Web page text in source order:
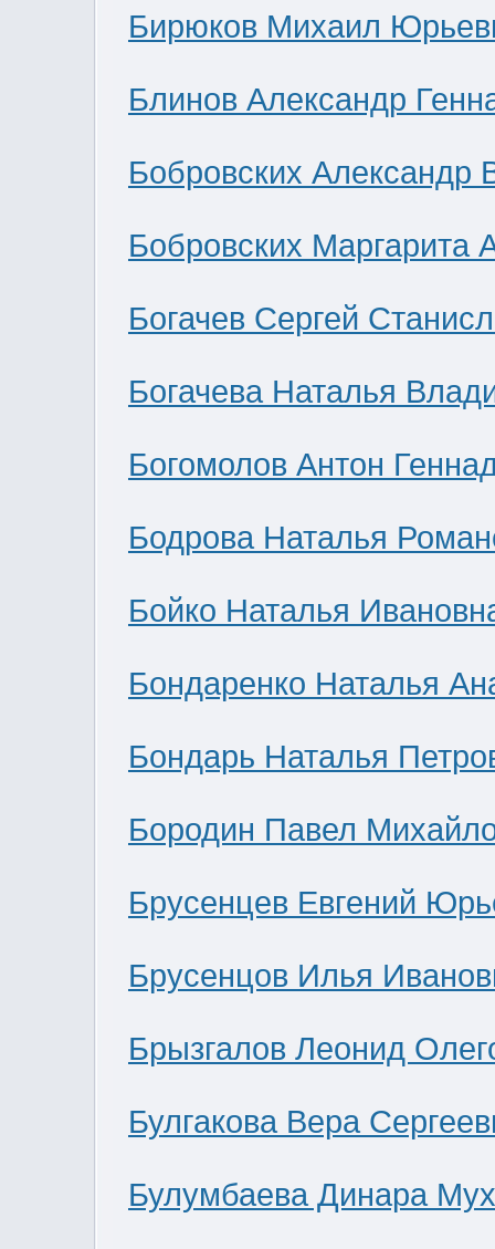
Бирюков Михаил
Блинов Александр
Бобровских Александр
Бобровских Маргарита
Богачев Сергей
Богачева Наталья
Богомолов Антон
Бодрова Наталья
Бойко Наталья
Бондаренко Наталья
Бондарь Наталья
Бородин Павел
Брусенцев Евгений
Брусенцов Илья
Брызгалов Леонид
Булгакова Вера
Булумбаева Динара